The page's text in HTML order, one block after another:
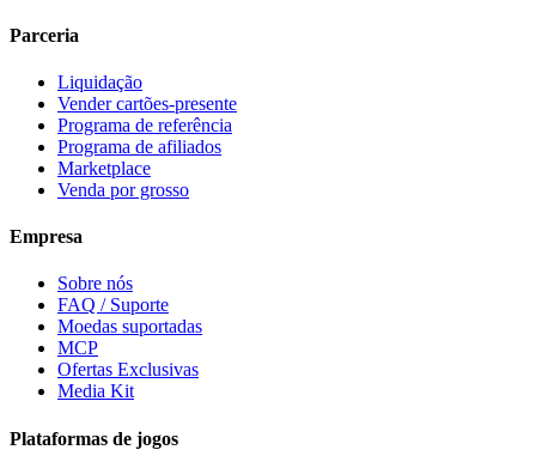
Parceria
Liquidação
Vender cartões-presente
Programa de referência
Programa de afiliados
Marketplace
Venda por grosso
Empresa
Sobre nós
FAQ / Suporte
Moedas suportadas
MCP
Ofertas Exclusivas
Media Kit
Plataformas de jogos